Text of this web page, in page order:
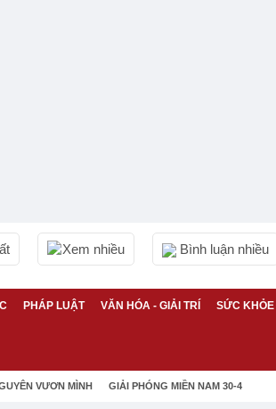
Xem nhiều Bình luận nhiều
PHÁP LUẬT VĂN HÓA - GIẢI TRÍ SỨC KHỎE
VƯƠN MÌNH GIẢI PHÓNG MIỀN NAM 30-4